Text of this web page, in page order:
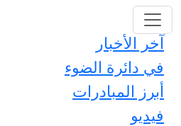
آخر الأخبار
في دائرة الضوء
أبرز المبادرات
فيديو